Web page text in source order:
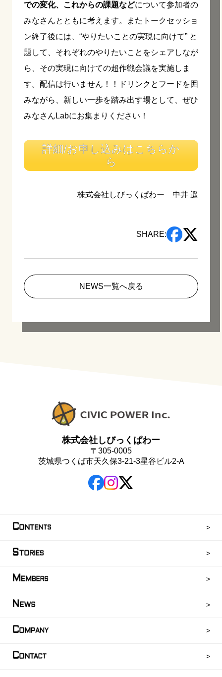
での変化、これからの課題などについて参加者の
みなさんとともに考えます。またトークセッショ
ン終了後には、“やりたいことの実現に向けて” と
題して、それぞれのやりたいことをシェアしなが
ら、その実現に向けての超作戦会議を実施しま
す。配信は行いません！！ドリンクとフードを囲
みながら、新しい一歩を踏み出す場として、ぜひ
みなさんLabにお集まりください！
詳細/お申し込みはこちらか
ら
株式会社しびっくぱわー 中井 遥
SHARE:
NEWS一覧へ戻る
株式会社しびっくぱわー
〒305-0005
茨城県つくば市天久保3-21-3星谷ビル2-A
CONTENTS
STORIES
M EMBERS
N EWS
COMPANY
CONTACT